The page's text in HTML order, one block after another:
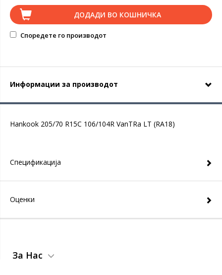
ДОДАДИ ВО КОШНИЧКА
Споредете го производот
Информации за производот
Hankook 205/70 R15C 106/104R VanTRa LT (RA18)
Спецификација
Оценки
За Нас